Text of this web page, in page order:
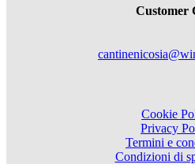
Customer
Cookie
Privacy
Termini e
Condizioni di